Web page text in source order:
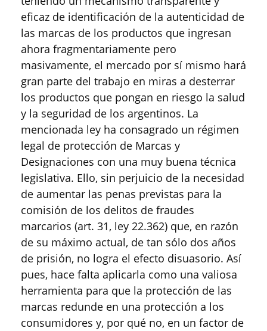
eficaz de identificación de la autenticidad de
las marcas de los productos que ingresan
ahora fragmentariamente pero
masivamente, el mercado por sí mismo hará
gran parte del trabajo en miras a desterrar
los productos que pongan en riesgo la salud
y la seguridad de los argentinos. La
mencionada ley ha consagrado un régimen
legal de protección de Marcas y
Designaciones con una muy buena técnica
legislativa. Ello, sin perjuicio de la necesidad
de aumentar las penas previstas para la
comisión de los delitos de fraudes
marcarios (art. 31, ley 22.362) que, en razón
de su máximo actual, de tan sólo dos años
de prisión, no logra el efecto disuasorio. Así
pues, hace falta aplicarla como una valiosa
herramienta para que la protección de las
marcas redunde en una protección a los
consumidores y, por qué no, en un factor de